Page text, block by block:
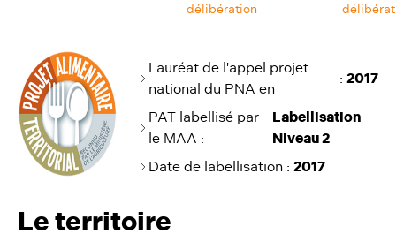
délibération
Lauréat de l'appel projet
national du PNA en
: 2017
PAT labellisé par
le MAA :
Labellisation
Niveau 2
Date de labellisation : 2017
Le territoire